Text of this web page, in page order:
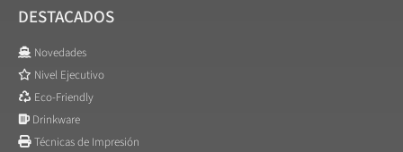
DESTACADOS
Novedades
Nivel Ejecutivo
Eco-Friendly
Drinkware
Técnicas de Impresión